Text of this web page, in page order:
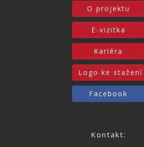
O projektu
E-vizitka
Kariéra
Logo ke stažení
Facebook
Kontakt: